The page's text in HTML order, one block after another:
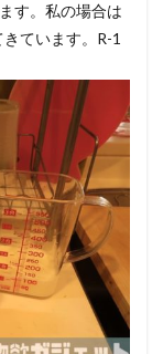
す。私の場合は
ています。R-1